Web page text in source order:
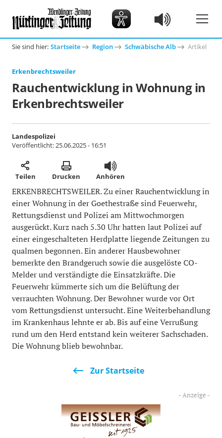
Sie sind hier: Startseite Region Schwäbische Alb Artikel
Erkenbrechtsweiler
Rauchentwicklung in Wohnung in
Erkenbrechtsweiler
Landespolizei
Veröffentlicht:25.06.2025 - 16:51
Teilen Drucken Anhören
ERKENBRECHTSWEILER. Zu einer Rauchentwicklung in
einer Wohnung in der Goethestraße sind Feuerwehr,
Rettungsdienst und Polizei am Mittwochmorgen
ausgerückt. Kurz nach 5.30 Uhr hatten laut Polizei auf
einer eingeschalteten Herdplatte liegende Zeitungen zu
qualmen begonnen. Ein anderer Hausbewohner
bemerkte den Brandgeruch sowie die ausgelöste CO-
Melder und verständigte die Einsatzkräfte. Die
Feuerwehr kümmerte sich um die Belüftung der
verrauchten Wohnung. Der Bewohner wurde vor Ort
vom Rettungsdienst untersucht. Eine Weiterbehandlung
im Krankenhaus lehnte er ab. Bis auf eine Verrußung
rund um den Herd entstand kein weiterer Sachschaden.
Die Wohnung blieb bewohnbar.
Zur Startseite